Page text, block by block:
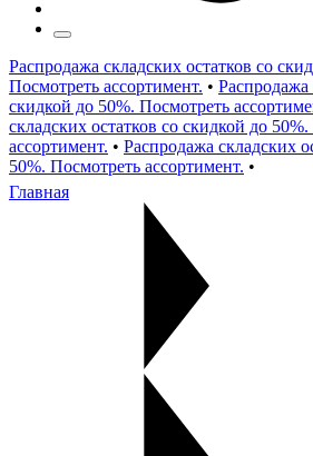
Распродажа складских остатков со
Посмотреть ассортимент. • Распродажа
скидкой до 50%. Посмотреть
складских остатков со скидкой до
ассортимент. • Распродажа складских
50%. Посмотреть ассортимент. •
Главная